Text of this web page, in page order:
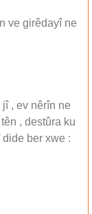
ve girêdayî ne
, ev nêrîn ne
, destûra ku
ber xwe :